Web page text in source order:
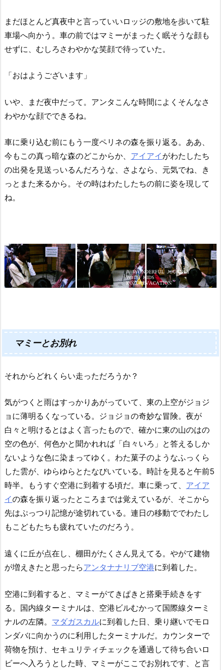
まだほとんど真夜中と言っていいロッジの敷地を歩いて駐
車場へ向かう。車の前ではマミーがまったく眠そうな顔も
せずに、むしろさわやかな笑顔で待っていた。
「おはようございます」
いや、まだ夜中だって。アンタこんな時間によくそんなさ
わやかな顔でできるね。
車に乗り込む前にもう一度ペリネの森を振り返る。ああ、
今もこの真っ暗な森のどこからか、 アイアイ がわたしたち
の出発を見送っいるんだろうな、さよなら、元気でね、き
っとまた来るから。その時はわたしたちの前に姿を現して
ね。
マミーとお別れ
それからどれくらい走っただろうか？
気がつくと雨はすっかりあがっていて、東の上空がジョジ
ョに薄明るくなっている。ジョジョの奇妙な冒険。夜が
白々と明けるとはよく言ったもので、確かに東の山のはの
空の色が、何色かと聞かれれば「白々いろ」と答えるしか
ないような色に染まってゆく。わた菓子のようなふっくら
した雲が、ゆらゆらとたなびいている。時計を見ると午前5
時半。もうすぐ空港に到着する頃だ。車に乗って、 アイア
イの森を振り返ったところまでは覚えているが、そこから
先はぷっつり記憶が途切れている。連日の移動ででわたし
もこどもたちも疲れていたのだろう。
遠くに丘が点在し、棚田がたくさん見えてる。やがて建物
が増えきたと思ったらアンタナナリブ空港に到着した。
空港に到着すると、マミーがてきぱきと搭乗手続きをす
る。国内線ターミナルは、空港ビルむかって国際線ターミ
ナルの左隣。 マダガスカルに到着した日、乗り継いでモロ
ンダバに向かうのに利用したターミナルだ。カウンターで
荷物を預け、セキュリティチェックを通過して待ち合いロ
ビーへ入ろうとした時、マミーがここでお別れです、と言